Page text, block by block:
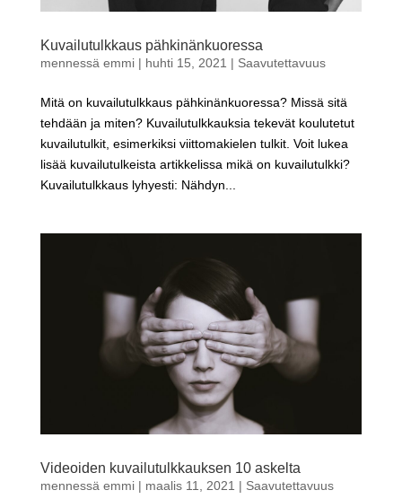
Kuvailutulkkaus pähkinänkuoressa
mennessä emmi| huhti 15, 2021 | Saavutettavuus
Mitä on kuvailutulkkaus pähkinänkuoressa? Missä sitä
tehdään ja miten? Kuvailutulkkauksia tekevät koulutetut
kuvailutulkit, esimerkiksi viittomakielen tulkit. Voit lukea
lisää kuvailutulkeista artikkelissa mikä on kuvailutulkki?
Kuvailutulkkaus lyhyesti: Nähdyn...
Videoiden kuvailutulkkauksen 10 askelta
mennessä emmi| maalis 11, 2021 | Saavutettavuus